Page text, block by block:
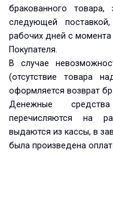
бракованного
следующей
рабочих дней с момента
Покупателя.
В случае
(отсутствие товара
оформляется возврат
Денежные
перечисляются на
выдаются из кассы, в
была произведена